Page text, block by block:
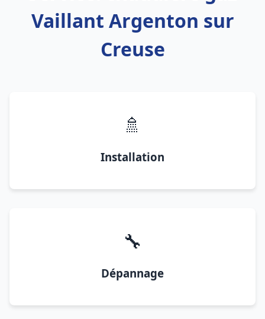
Vaillant Argenton sur
Creuse
🚿
Installation
🔧
Dépannage